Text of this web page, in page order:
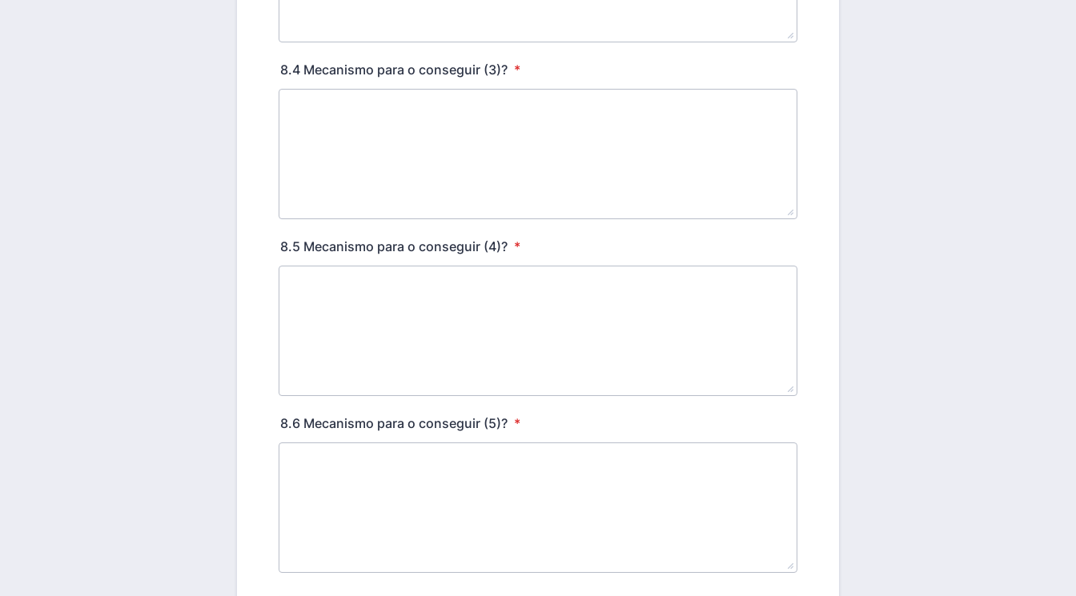
8.4 Mecanismo para o conseguir (3)? *
8.5 Mecanismo para o conseguir (4)? *
8.6 Mecanismo para o conseguir (5)? *